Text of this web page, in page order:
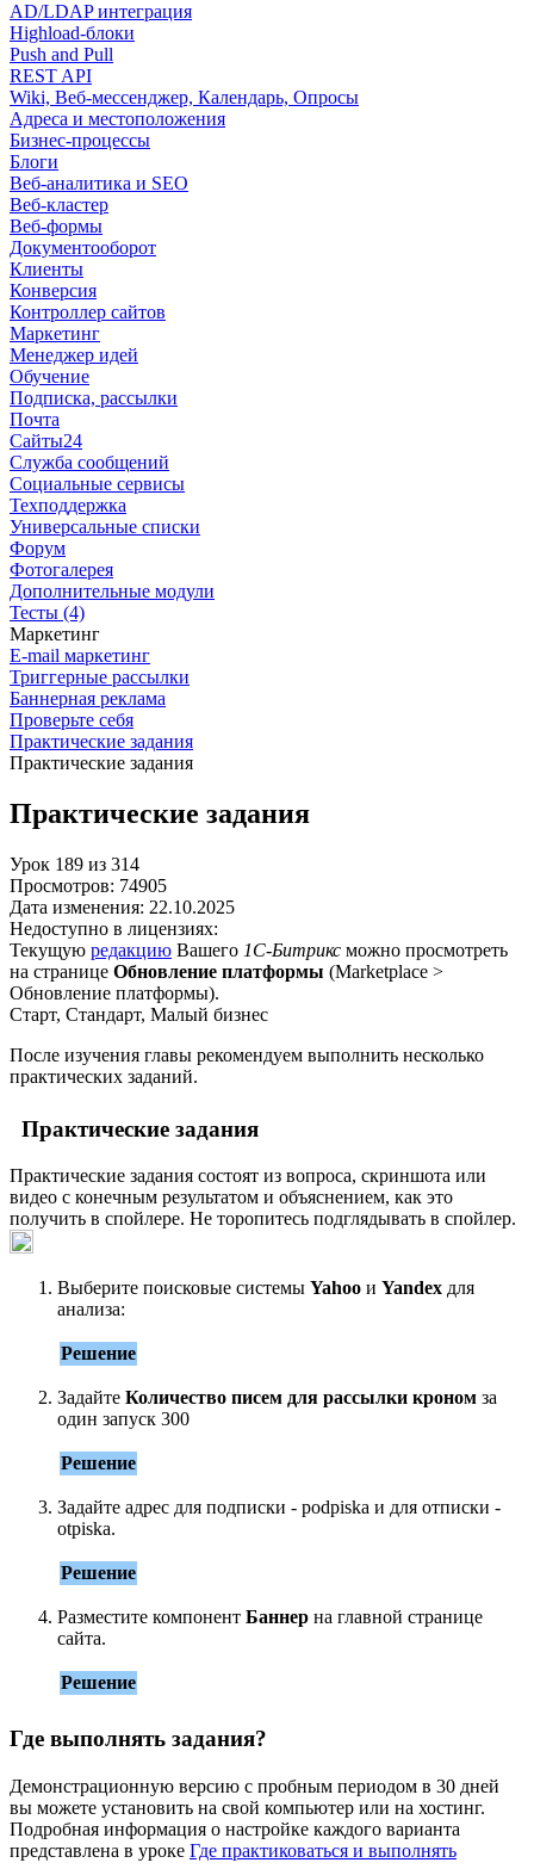
AD/LDAP интеграция
Highload-блоки
Push and Pull
REST API
Wiki, Веб-мессенджер, Календарь, Опросы
Адреса и местоположения
Бизнес-процессы
Блоги
Веб-аналитика и SEO
Веб-кластер
Веб-формы
Документооборот
Клиенты
Конверсия
Контроллер сайтов
Маркетинг
Менеджер идей
Обучение
Подписка, рассылки
Почта
Сайты24
Служба сообщений
Социальные сервисы
Техподдержка
Универсальные списки
Форум
Фотогалерея
Дополнительные модули
Тесты (4)
Маркетинг
E-mail маркетинг
Триггерные рассылки
Баннерная реклама
Проверьте себя
Практические задания
Практические задания
Практические задания
Урок 189 из 314
Просмотров: 74905
Дата изменения: 22.10.2025
Недоступно в лицензиях:
Текущую редакцию Вашего 1С-Битрикс можно просмотреть
на странице Обновление платформы (Marketplace >
Обновление платформы).
Старт, Стандарт, Малый бизнес
После изучения главы рекомендуем выполнить несколько
практических заданий.
Практические задания
Практические задания состоят из вопроса, скриншота или
видео с конечным результатом и объяснением, как это
получить в спойлере. Не торопитесь подглядывать в спойлер.
Выберите поисковые системы Yahoo и Yandex для
анализа:
Решение
Задайте Количество писем для рассылки кроном за
один запуск 300
Решение
Задайте адрес для подписки - podpiska и для отписки -
otpiska.
Решение
Разместите компонент Баннер на главной странице
сайта.
Решение
Где выполнять задания?
Демонстрационную версию с пробным периодом в 30 дней
вы можете установить на свой компьютер или на хостинг.
Подробная информация о настройке каждого варианта
представлена в уроке Где практиковаться и выполнять